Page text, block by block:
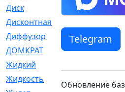
Диск
[418]
Дисконтная
Диффузор
[1]
ДОМКРАТ
[1]
Жидкий
Жидкость
Telegram
Обновление